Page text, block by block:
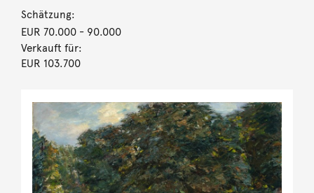
Schätzung:
EUR 70.000- 90.000
Verkauft für:
EUR 103.700